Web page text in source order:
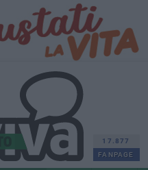
17.877
FANPAGE